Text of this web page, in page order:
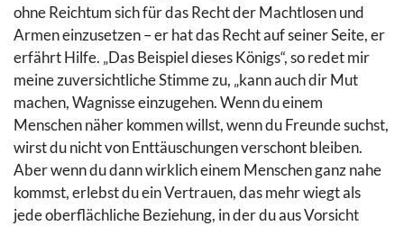
ohne Reichtum sich für das Recht der Machtlosen und
Armen einzusetzen – er hat das Recht auf seiner Seite, er
erfährt Hilfe. „Das Beispiel dieses Königs“, so redet mir
meine zuversichtliche Stimme zu, „kann auch dir Mut
machen, Wagnisse einzugehen. Wenn du einem
Menschen näher kommen willst, wenn du Freunde suchst,
wirst du nicht von Enttäuschungen verschont bleiben.
Aber wenn du dann wirklich einem Menschen ganz nahe
kommst, erlebst du ein Vertrauen, das mehr wiegt als
jede oberflächliche Beziehung, in der du aus Vorsicht